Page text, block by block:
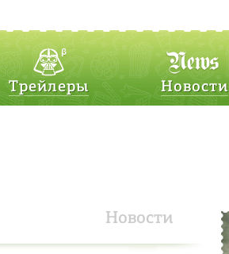
Трейлеры Новости
Новости